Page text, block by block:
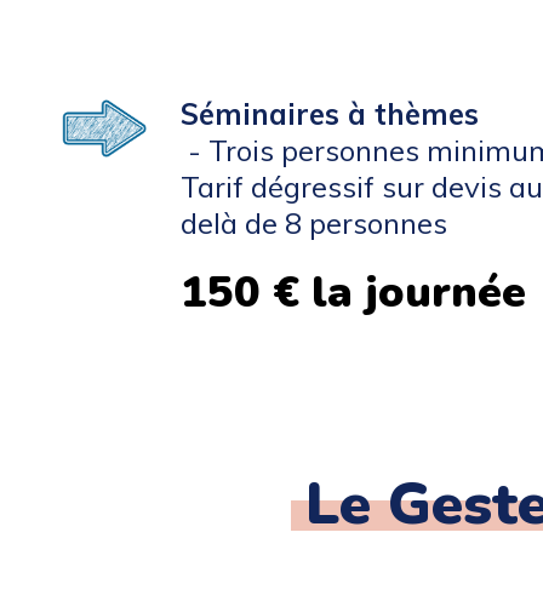
Séminaires à thèmes
- Trois personnes
Tarif dégressif sur devis
delà de 8 personnes
150 € la journée
Le